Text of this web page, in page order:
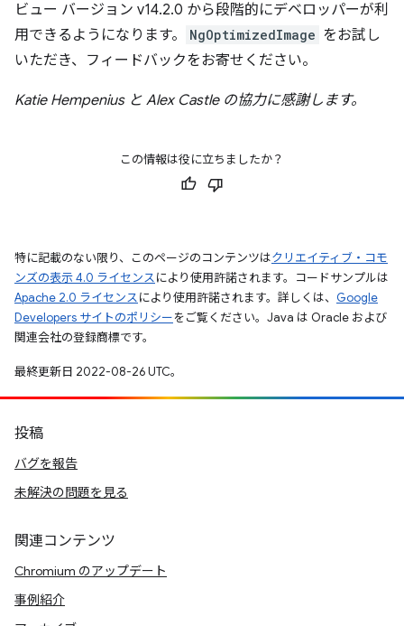
ビュー バージョン v14.2.0 から段階的にデベロッパーが利
用できるようになります。
NgOptimizedImage をお試し
いただき、フィードバックをお寄せください。
Katie Hempenius と Alex Castle の協力に感謝します。
この情報は役に立ちましたか？
特に記載のない限り、このページのコンテンツはクリエイティブ・コモ
ンズの表示 4.0 ライセンスにより使用許諾されます。コードサンプルは
Apache 2.0 ライセンスにより使用許諾されます。詳しくは、 Google
Developers サイトのポリシーをご覧ください。Java は Oracle および
関連会社の登録商標です。
最終更新日 2022-08-26 UTC。
投稿
バグを報告
未解決の問題を見る
関連コンテンツ
Chromium のアップデート
事例紹介